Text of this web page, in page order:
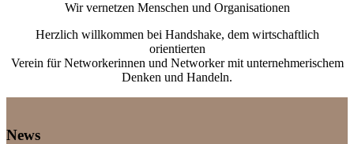
Wir vernetzen Menschen und Organisationen
Herzlich willkommen bei Handshake, dem wirtschaftlich
orientierten
Verein für Networkerinnen und Networker mit unternehmerischem
Denken und Handeln.
News